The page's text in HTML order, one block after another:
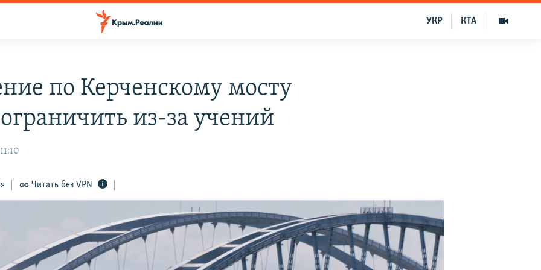
КТА
УКР
по Керченскому мосту
из-за учений
Читать без VPN